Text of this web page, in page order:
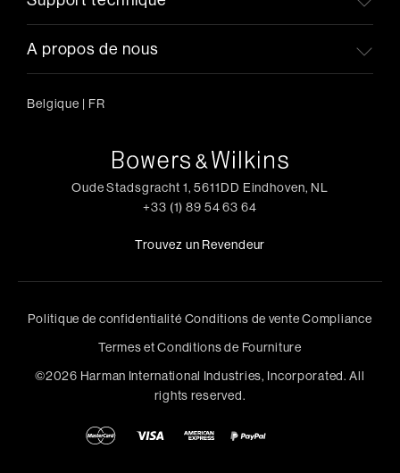
A propos de nous
Belgique | FR
Oude Stadsgracht 1, 5611DD Eindhoven, NL
+33 (1) 89 54 63 64
Trouvez un Revendeur
Politique de confidentialité Conditions de venteCompliance
Termes et Conditions de Fourniture
©2026 Harman International Industries, Incorporated. All
rights reserved.